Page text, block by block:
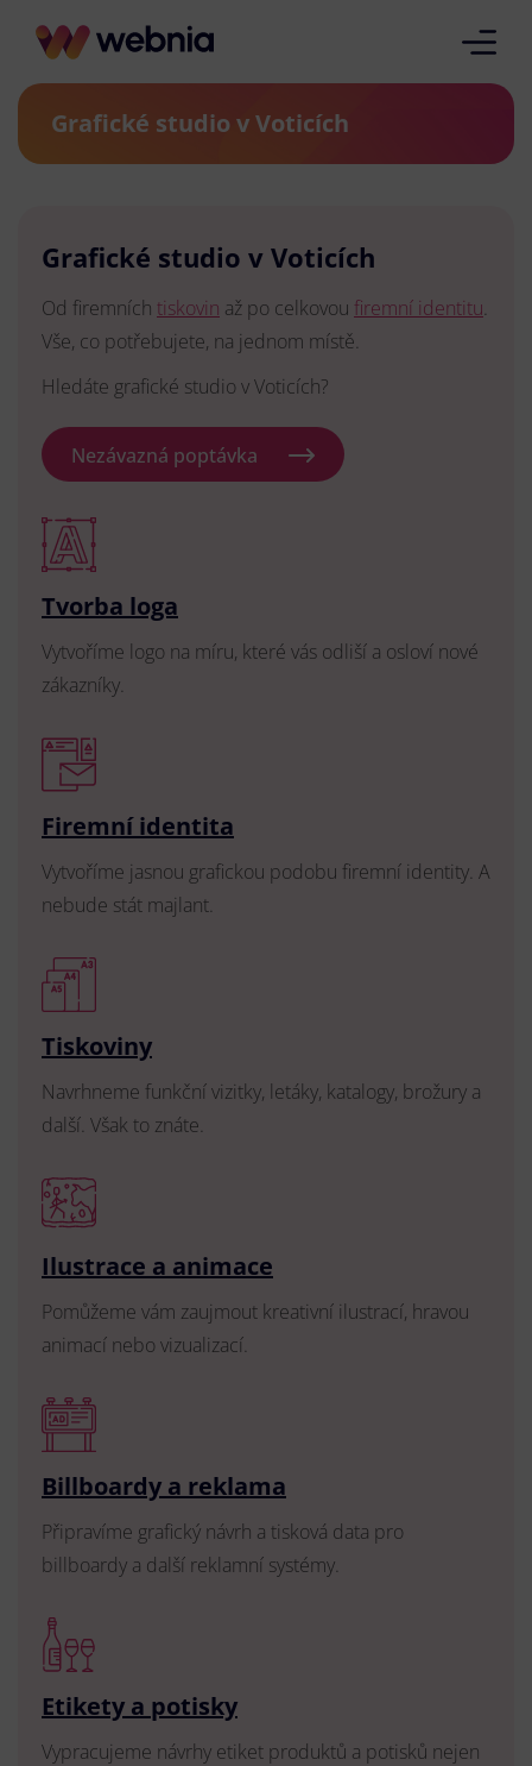
Grafické studio v Voticích
Grafické studio v Voticích
Od firemních tiskovin až po celkovou firemní identitu.
Vše, co potřebujete, na jednom místě.
Hledáte grafické studio v Voticích?
Nezávazná poptávka
Tvorba loga
Vytvoříme logo na míru, které vás odliší a osloví nové
zákazníky.
Firemní identita
Vytvoříme jasnou grafickou podobu firemní identity. A
nebude stát majlant.
Tiskoviny
Navrhneme funkční vizitky, letáky, katalogy, brožury a
další. Však to znáte.
Ilustrace a animace
Pomůžeme vám zaujmout kreativní ilustrací, hravou
animací nebo vizualizací.
Billboardy a reklama
Připravíme grafický návrh a tisková data pro
billboardy a další reklamní systémy.
Etikety a potisky
Vypracujeme návrhy etiket produktů a potisků nejen